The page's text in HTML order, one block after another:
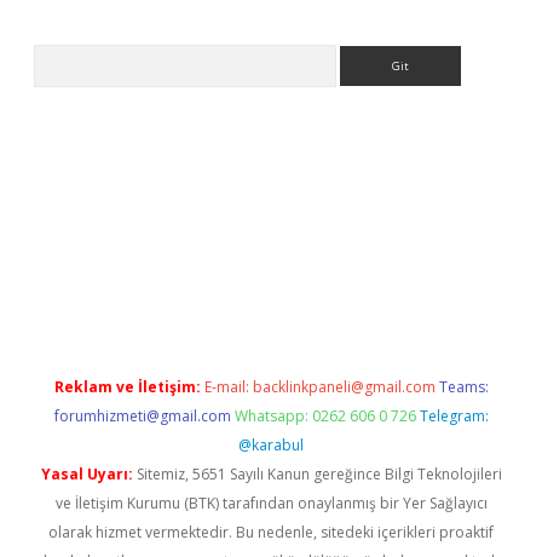
Reklam ve İletişim: E-mail: backlinkpaneli@gmail.com Teams:
forumhizmeti@gmail.com Whatsapp: 0262 606 0 726 Telegram:
@karabul
Yasal Uyarı: Sitemiz, 5651 Sayılı Kanun gereğince Bilgi Teknolojileri
ve İletişim Kurumu (BTK) tarafından onaylanmış bir Yer Sağlayıcı
olarak hizmet vermektedir. Bu nedenle, sitedeki içerikleri proaktif